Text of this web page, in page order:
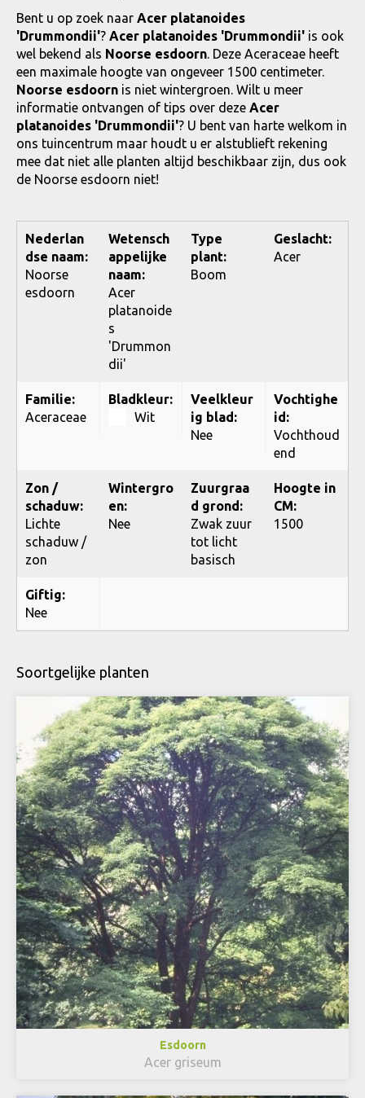
Bent u op zoek naar Acer platanoides
'Drummondii'? Acer platanoides 'Drummondii' is ook
wel bekend als Noorse esdoorn. Deze Aceraceae heeft
een maximale hoogte van ongeveer 1500 centimeter.
Noorse esdoorn is niet wintergroen. Wilt u meer
informatie ontvangen of tips over deze Acer
platanoides 'Drummondii'? U bent van harte welkom in
ons tuincentrum maar houdt u er alstublieft rekening
mee dat niet alle planten altijd beschikbaar zijn, dus ook
de Noorse esdoorn niet!
Nederlan
dse naam:
Noorse
esdoorn
Wetensch
appelijke
naam:
Acer
platanoide
s
'Drummon
dii'
Type
plant:
Boom
Geslacht:
Acer
Familie:
Aceraceae
Bladkleur:
Wit
Veelkleur
ig blad:
Nee
Vochtighe
id:
Vochthoud
end
Zon /
schaduw:
Lichte
schaduw /
zon
Wintergro
en:
Nee
Zuurgraa
d grond:
Zwak zuur
tot licht
basisch
Hoogte in
CM:
1500
Giftig:
Nee
Soortgelijke planten
Esdoorn
Acer griseum